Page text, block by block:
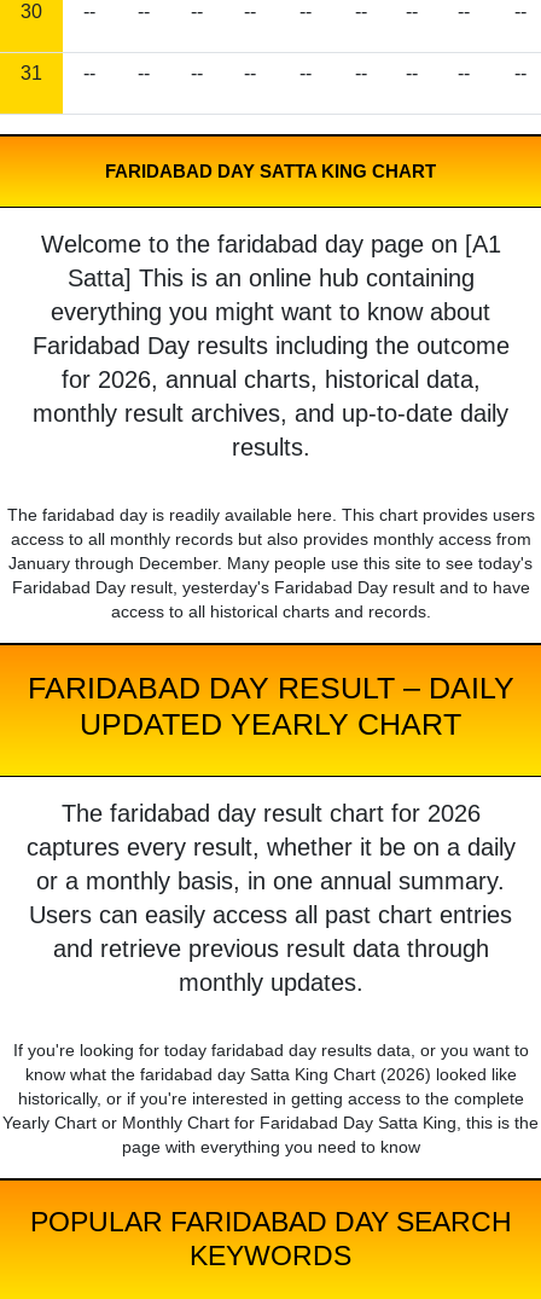
30 -- -- -- -- -- -- -- -- --
31 -- -- -- -- -- -- -- -- --
FARIDABAD DAY SATTA KING CHART
Welcome to the faridabad day page on [A1
Satta] This is an online hub containing
everything you might want to know about
Faridabad Day results including the outcome
for 2026, annual charts, historical data,
monthly result archives, and up-to-date daily
results.
The faridabad day is readily available here. This chart provides users
access to all monthly records but also provides monthly access from
January through December. Many people use this site to see today's
Faridabad Day result, yesterday's Faridabad Day result and to have
access to all historical charts and records.
FARIDABAD DAY RESULT – DAILY
UPDATED YEARLY CHART
The faridabad day result chart for 2026
captures every result, whether it be on a daily
or a monthly basis, in one annual summary.
Users can easily access all past chart entries
and retrieve previous result data through
monthly updates.
If you're looking for today faridabad day results data, or you want to
know what the faridabad day Satta King Chart (2026) looked like
historically, or if you're interested in getting access to the complete
Yearly Chart or Monthly Chart for Faridabad Day Satta King, this is the
page with everything you need to know
POPULAR FARIDABAD DAY SEARCH
KEYWORDS